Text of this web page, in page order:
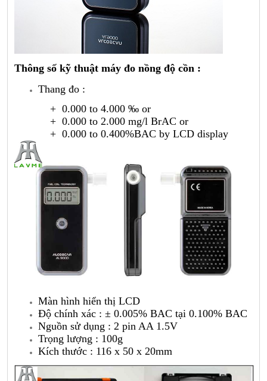
Thông số kỹ thuật máy đo nồng độ cồn :
Thang đo :
+ 0.000 to 4.000 ‰ or
+ 0.000 to 2.000 mg/l BrAC or
+ 0.000 to 0.400%BAC by LCD display
Màn hình hiển thị LCD
Độ chính xác : ± 0.005% BAC tại 0.100% BAC
Nguồn sử dụng : 2 pin AA 1.5V
Trọng lượng : 100g
Kích thước : 116 x 50 x 20mm